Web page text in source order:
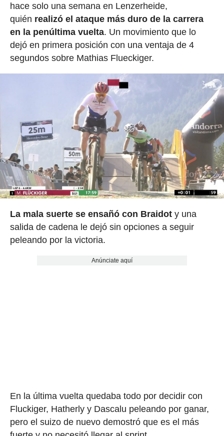
hace solo una semana en Lenzerheide,
quién realizó el ataque más duro de la carrera
en la penúltima vuelta. Un movimiento que lo
dejó en primera posición con una ventaja de 4
segundos sobre Mathias Flueckiger.
La mala suerte se ensañó con Braidoty una
salida de cadena le dejó sin opciones a seguir
peleando por la victoria.
Anúnciate aquí
En la última vuelta quedaba todo por decidir con
Fluckiger, Hatherly y Dascalu peleando por ganar,
pero el suizo de nuevo demostró que es el más